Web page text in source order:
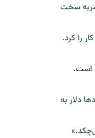
ضربه سخت
را کرد.
است.
و باراک اوباما٬ رئیس جمهور اسبق آمریکا٬ میلیاردها دلار به